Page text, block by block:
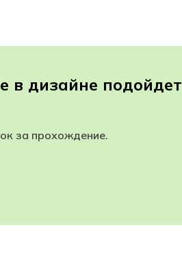
в дизайне подойдет
за прохождение.